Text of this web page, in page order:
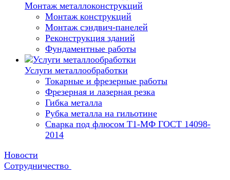
Монтаж металлоконструкций
Монтаж конструкций
Монтаж сэндвич-панелей
Реконструкция зданий
Фундаментные работы
Услуги металлообработки
Токарные и фрезерные работы
Фрезерная и лазерная резка
Гибка металла
Рубка металла на гильотине
Сварка под флюсом Т1-МФ ГОСТ 14098-
2014
Новости
Сотрудничество